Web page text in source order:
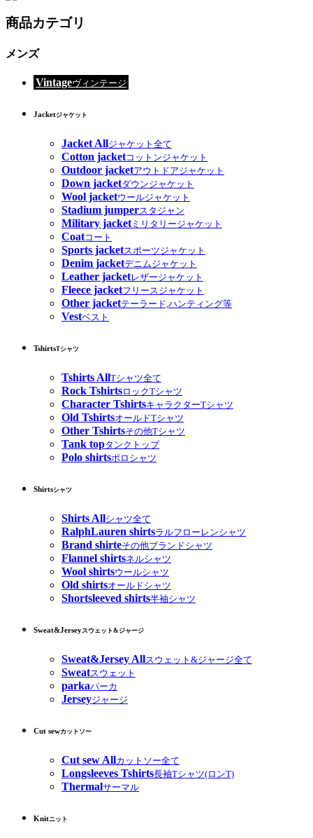
商品カテゴリ
メンズ
Vintageヴィンテージ
Jacketジャケット
Jacket Allジャケット全て
Cotton jacketコットンジャケット
Outdoor jacketアウトドアジャケット
Down jacketダウンジャケット
Wool jacketウールジャケット
Stadium jumperスタジャン
Military jacketミリタリージャケット
Coatコート
Sports jacketスポーツジャケット
Denim jacketデニムジャケット
Leather jacketレザージャケット
Fleece jacketフリースジャケット
Other jacketテーラード,ハンティング等
Vestベスト
TshirtsTシャツ
Tshirts AllTシャツ全て
Rock TshirtsロックTシャツ
Character TshirtsキャラクターTシャツ
Old TshirtsオールドTシャツ
Other Tshirtsその他Tシャツ
Tank topタンクトップ
Polo shirtsポロシャツ
Shirtsシャツ
Shirts Allシャツ全て
RalphLauren shirtsラルフローレンシャツ
Brand shirteその他ブランドシャツ
Flannel shirtsネルシャツ
Wool shirtsウールシャツ
Old shirtsオールドシャツ
Shortsleeved shirts半袖シャツ
Sweat&Jerseyスウェット&ジャージ
Sweat&Jersey Allスウェット&ジャージ全て
Sweatスウェット
parkaパーカ
Jerseyジャージ
Cut sewカットソー
Cut sew Allカットソー全て
Longsleeves Tshirts長袖Tシャツ(ロンT)
Thermalサーマル
Knitニット